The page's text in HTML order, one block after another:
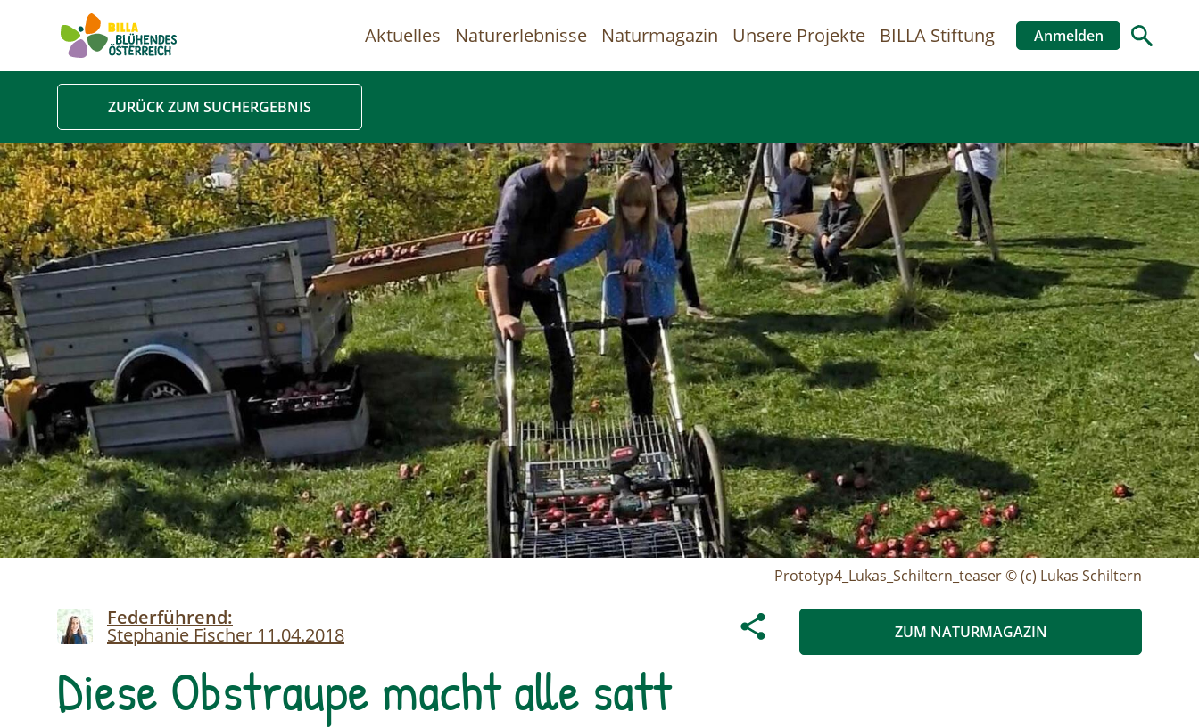
Inhalt
Hauptnavigation
Aktuelles Naturerlebnisse Naturmagazin Unsere Projekte BILLA Stiftung Anmelden
ZURÜCK ZUM SUCHERGEBNIS
Image
Prototyp4_Lukas_Schiltern_teaser © (c) Lukas Schiltern
ImageFederführend:
Stephanie Fischer 11.04.2018
Diese Obstraupe macht alle satt
ZUM NATURMAGAZIN